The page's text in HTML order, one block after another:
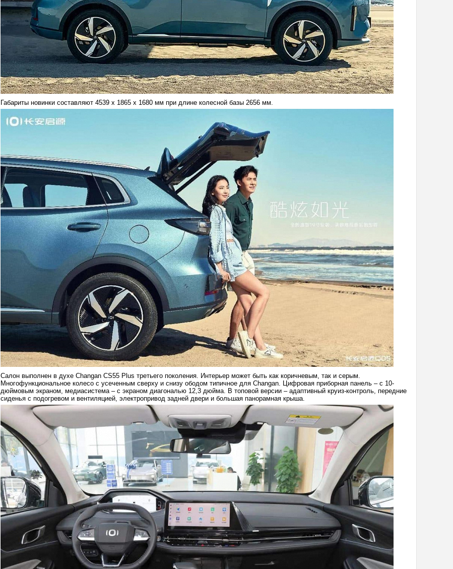
Габариты новинки составляют 4539 х 1865 х 1680 мм при длине колесной базы 2656 мм.
Салон выполнен в духе Changan CS55 Plus третьего поколения. Интерьер может быть как коричневым, так и серым.
Многофункциональное колесо с усеченным сверху и снизу ободом типичное для Changan. Цифровая приборная панель – с 10-
дюймовым экраном, медиасистема – с экраном диагональю 12,3 дюйма. В топовой версии – адаптивный круиз-контроль, передние
сиденья с подогревом и вентиляцией, электропривод задней двери и большая панорамная крыша.